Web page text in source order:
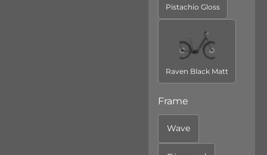
Pistachio Gloss
Raven Black Matt
Frame
Wave